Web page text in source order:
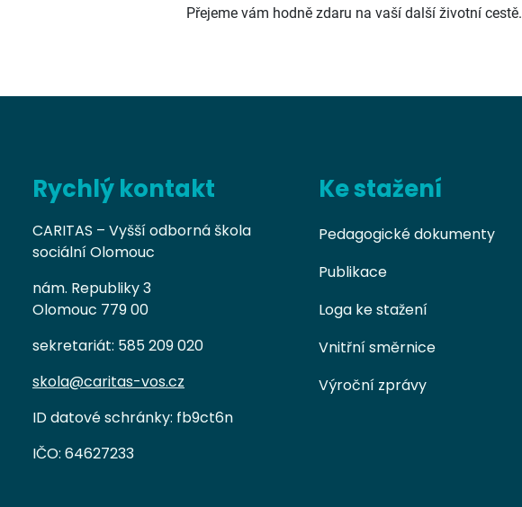
Přejeme vám hodně zdaru na vaší další životní cestě.
Rychlý kontakt
CARITAS – Vyšší odborná škola
sociální Olomouc
nám. Republiky 3
Olomouc 779 00
sekretariát: 585 209 020
skola@caritas-vos.cz
ID datové schránky: fb9ct6n
IČO: 64627233
Ke stažení
Pedagogické dokumenty
Publikace
Loga ke stažení
Vnitřní směrnice
Výroční zprávy